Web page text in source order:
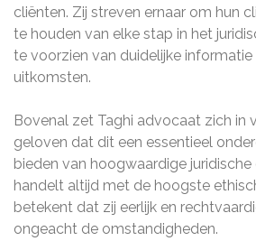
cliënten. Zij streven ernaar om hun
te houden van elke stap in het
te voorzien van duidelijke
uitkomsten.
Bovenal zet Taghi advocaat zich in
geloven dat dit een essentieel
bieden van hoogwaardige
handelt altijd met de hoogste
betekent dat zij eerlijk en
ongeacht de omstandigheden.